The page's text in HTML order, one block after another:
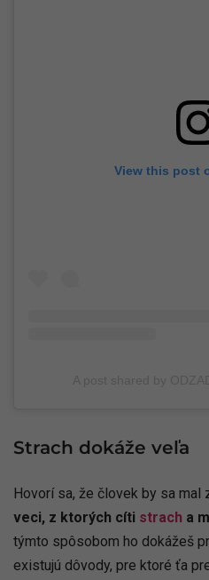
View this post
Strach dokáže veľa
Hovorí sa, že človek by sa mal
veci, z ktorých cíti strach a
týmto spôsobom ho dokážeš
existujú dôvody, pre ktoré ťa